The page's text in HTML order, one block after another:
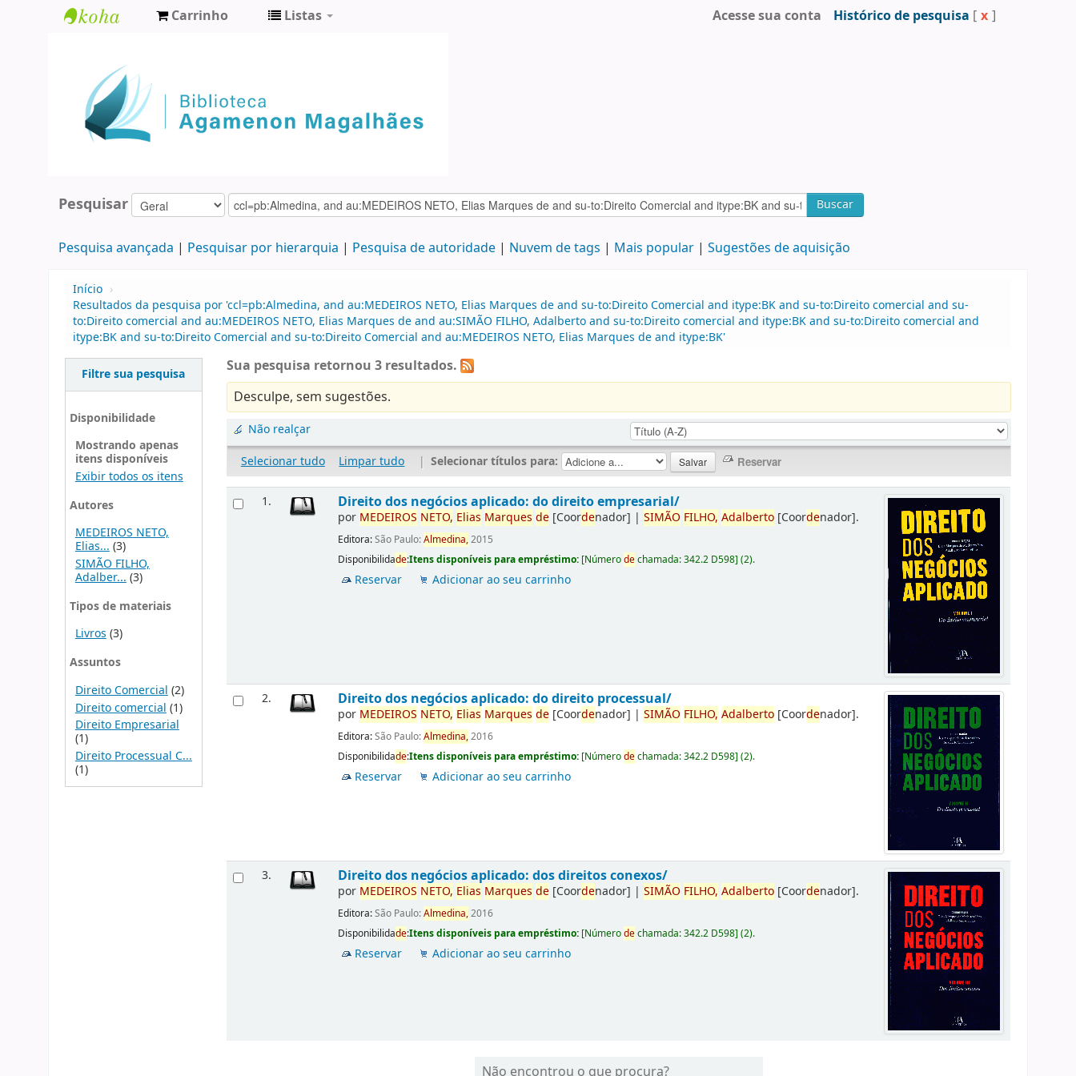
Agamenon
Magalhães
Carrinho Listas Acesse sua conta Histórico de pesquisa [ x ]
Pesquisar Buscar
Pesquisa avançada Pesquisar por hierarquia Pesquisa de autoridade Nuvem de tags Mais popular Sugestões de aquisição
Início ›
Resultados da pesquisa por 'ccl=pb:Almedina, and au:MEDEIROS NETO, Elias Marques de and su-to:Direito Comercial and itype:BK and su-to:Direito comercial and su-
to:Direito comercial and au:MEDEIROS NETO, Elias Marques de and au:SIMÃO FILHO, Adalberto and su-to:Direito comercial and itype:BK and su-to:Direito comercial and
itype:BK and su-to:Direito Comercial and su-to:Direito Comercial and au:MEDEIROS NETO, Elias Marques de and itype:BK'
Filtre sua pesquisa
Disponibilidade
Mostrando apenas
itens disponíveis
Exibir todos os itens
Autores
MEDEIROS NETO,
Elias...(3)
SIMÃO FILHO,
Adalber... (3)
Tipos de materiais
Livros(3)
Assuntos
Direito Comercial (2)
Direito comercial (1)
Direito Empresarial
(1)
Direito Processual C...
(1)
Sua pesquisa retornou 3 resultados.
Desculpe, sem sugestões.
Não realçar
Selecionar tudo
Limpar tudo | Selecionar títulos para:
1. Direito dos negócios aplicado: do direito empresarial/
por MEDEIROS NETO, Elias Marques de [Coordenador] |SIMÃO FILHO, Adalberto [Coordenador].
Editora:São Paulo:Almedina,2015
Disponibilidade:Itens disponíveis para empréstimo: [Númerodechamada:342.2 D598](2).
Reservar Adicionar ao seu carrinho
2. Direito dos negócios aplicado: do direito processual/
por MEDEIROS NETO, Elias Marques de [Coordenador] |SIMÃO FILHO, Adalberto [Coordenador].
Editora:São Paulo:Almedina,2016
Disponibilidade:Itens disponíveis para empréstimo: [Númerodechamada:342.2 D598](2).
Reservar Adicionar ao seu carrinho
3. Direito dos negócios aplicado: dos direitos conexos/
por MEDEIROS NETO, Elias Marques de [Coordenador] |SIMÃO FILHO, Adalberto [Coordenador].
Editora:São Paulo:Almedina,2016
Disponibilidade:Itens disponíveis para empréstimo: [Númerodechamada:342.2 D598](2).
Reservar Adicionar ao seu carrinho